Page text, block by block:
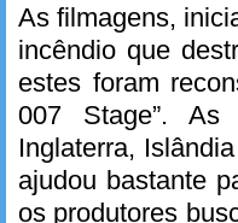
As filmagens,
incêndio que
estes foram
007 Stage”. As
Inglaterra,
ajudou bastante
os produtores